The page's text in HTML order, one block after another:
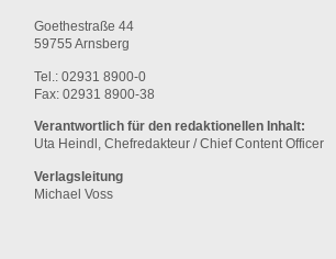
Goethestraße 44
59755 Arnsberg
Tel.: 02931 8900-0
Fax: 02931 8900-38
Verantwortlich für den redaktionellen Inhalt:
Uta Heindl, Chefredakteur / Chief Content Officer
Verlagsleitung
Michael Voss